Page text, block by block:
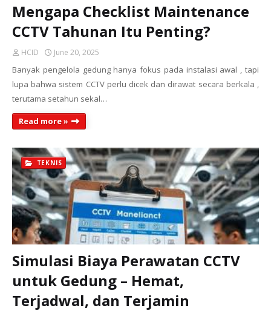
Mengapa Checklist Maintenance
CCTV Tahunan Itu Penting?
HCID June 20, 2025
Banyak pengelola gedung hanya fokus pada instalasi awal , tapi
lupa bahwa sistem CCTV perlu dicek dan dirawat secara berkala ,
terutama setahun sekal…
Read more »
TEKNIS
Simulasi Biaya Perawatan CCTV
untuk Gedung – Hemat,
Terjadwal, dan Terjamin